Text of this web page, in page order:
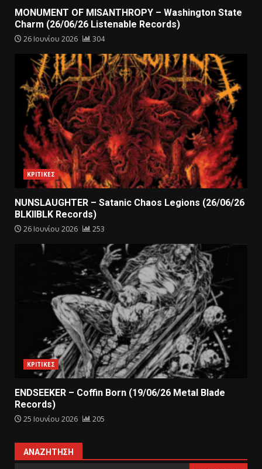
MONUMENT OF MISANTHROPY – Washington State
Charm (26/06/26 Listenable Records)
26 Ιουνίου 2026 304
ΚΡΙΤΙΚΕΣ
NUNSLAUGHTER – Satanic Chaos Legions (26/06/26
BLKIIBLK Records)
26 Ιουνίου 2026 253
ΚΡΙΤΙΚΕΣ
ENDSEEKER – Coffin Born (19/06/26 Metal Blade
Records)
25 Ιουνίου 2026 205
ΑΝΑΖΉΤΗΣΗ